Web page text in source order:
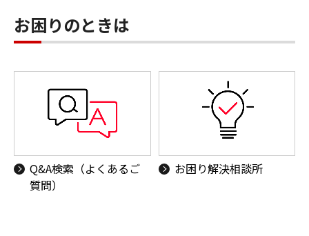
お困りのときは
Q&A検索（よくあるご
質問）
お困り解決相談所